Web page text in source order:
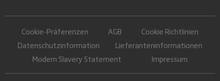
Cookie-Präferenzen AGB
Cookie Richtlinien
Datenschutzinformation
Lieferanteninformationen
Modern Slavery Statement
Impressum